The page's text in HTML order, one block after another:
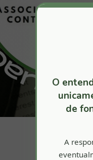
O
de
A